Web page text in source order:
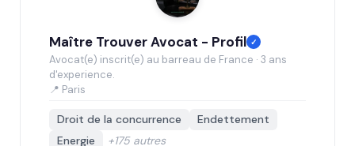
Maître Trouver Avocat - Profil ✓
Avocat(e) inscrit(e) au barreau de France · 3 ans
d'experience.
📍 Paris
Droit de la concurrence
Endettement
Energie
+175 autres